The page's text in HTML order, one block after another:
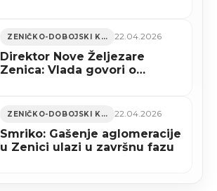
ZENIČKO-DOBOJSKI KANTON 22.04.2026
Direktor Nove Željezare
Zenica: Vlada govori o
ZENIČKO-DOBOJSKI KANTON 22.04.2026
Smriko: Gašenje aglomeracije
u Zenici ulazi u završnu fazu